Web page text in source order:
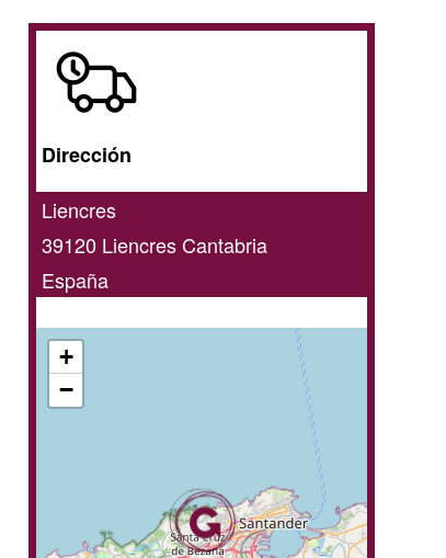
domicilio
online
Dirección
Liencres
39120 Liencres Cantabria
España
+
−